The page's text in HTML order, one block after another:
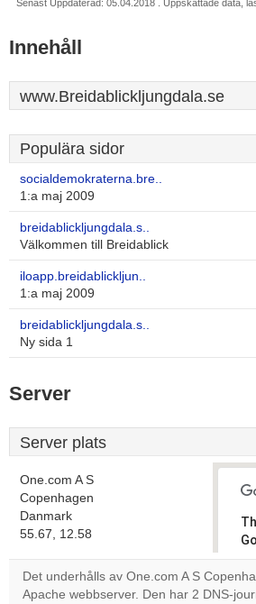
Senast Uppdaterad: 05.04.2018 . Uppskattade data,
Innehåll
www.Breidablickljungdala.se
Populära sidor
socialdemokraterna.bre..
1:a maj 2009
breidablickljungdala.s..
Välkommen till Breidablick
iloapp.breidablickljun..
1:a maj 2009
breidablickljungdala.s..
Ny sida 1
Server
Server plats
One.com A S
Copenhagen
Danmark
55.67, 12.58
Det underhålls av One.com A S
Apache webbserver. Den har 2 DNS-